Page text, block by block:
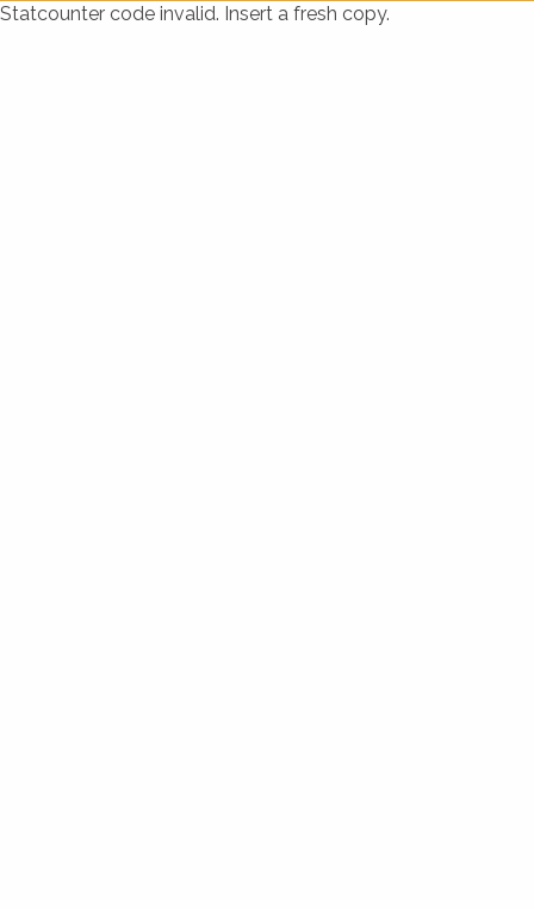
Statcounter code invalid. Insert a fresh copy.